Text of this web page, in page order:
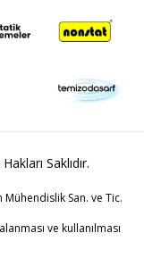
Saklıdır.
San. ve Tic.
ve kullanılması